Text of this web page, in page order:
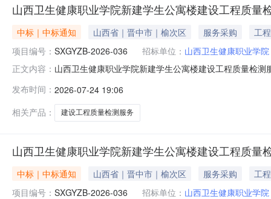
山西卫生健康职业学院新建学生公寓楼建设工程质量
中标｜中标通知 山西省｜晋中市｜榆次区 服务采购
工程
项目编号： SXGYZB-2026-036 招标单位： 山西卫生健康职业学院
正文内容： 山西卫生健康职业学院新建学生公寓楼建设工程质量检
项目名称：山西卫生健康职业学院新建学生公寓楼建设
常规检测工作内容
发布时间： 2026-07-24 19:06
相关产品：
建设工程质量检测服务
山西卫生健康职业学院新建学生公寓楼建设工程质量
中标｜中标通知 山西省｜晋中市｜榆次区 服务采购
工程
项目编号： SXGYZB-2026-036 招标单位： 山西卫生健康职业学院